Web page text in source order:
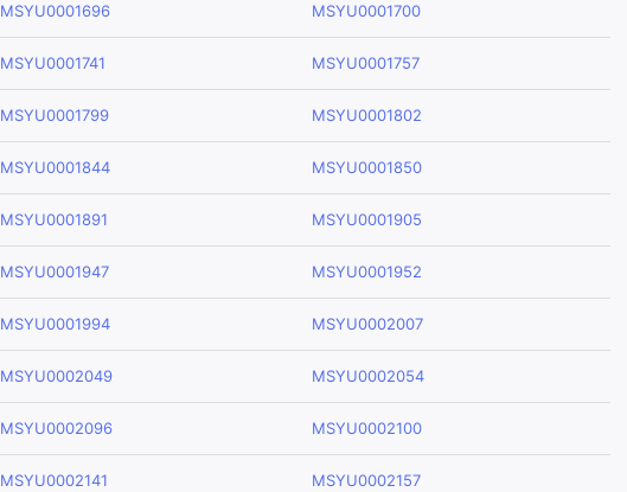
MSYU0001696 MSYU0001700
MSYU0001741 MSYU0001757
MSYU0001799 MSYU0001802
MSYU0001844 MSYU0001850
MSYU0001891 MSYU0001905
MSYU0001947 MSYU0001952
MSYU0001994 MSYU0002007
MSYU0002049 MSYU0002054
MSYU0002096 MSYU0002100
MSYU0002141 MSYU0002157